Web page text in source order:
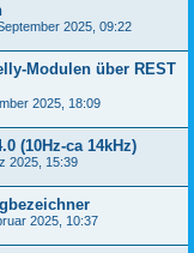
2025, 09:22
Modulen über REST
2025, 18:09
(10Hz-ca 14kHz)
2025, 15:39
2025, 10:37